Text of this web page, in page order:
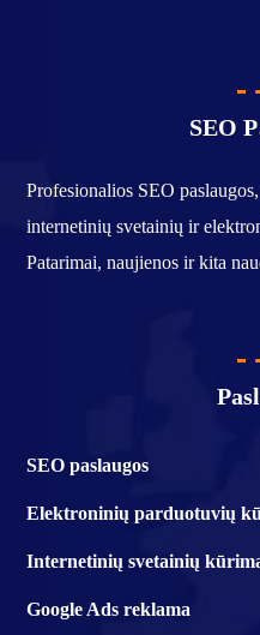
SEO
Profesionalios SEO
internetinių svetainių ir
Patarimai, naujienos ir kita
SEO paslaugos
Elektroninių parduotuvių
Internetinių svetainių
Google Ads reklama